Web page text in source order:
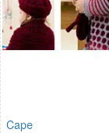
Cape